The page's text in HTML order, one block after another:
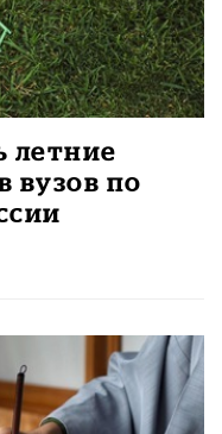
летние
вузов по